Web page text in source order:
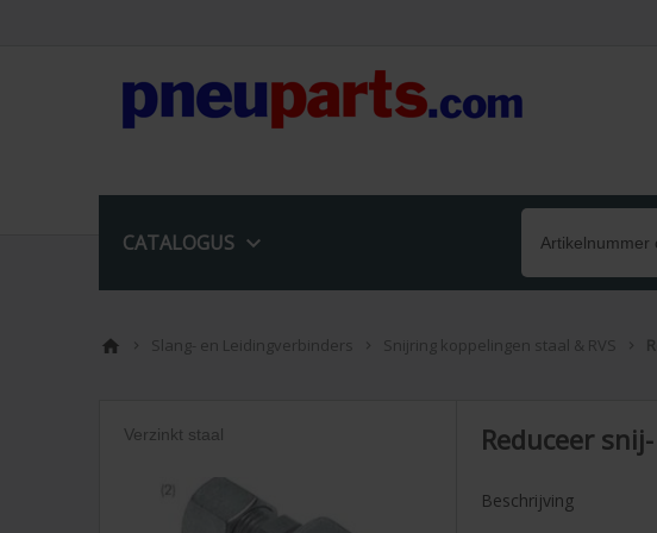
CATALOGUS 
  Slang- en Leidingverbinders  Snijring koppelingen staal & RVS 
Verzinkt staal Reduceer
Beschrijving